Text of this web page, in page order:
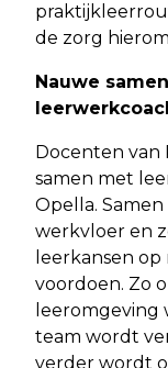
de zorg
Nauwe
Docenten van
samen met
Opella.
werkvloer en
leerkansen
voordoen. Zo
leeromgeving
team wordt
verder wordt